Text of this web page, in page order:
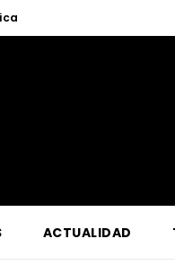
ACTUALIDAD